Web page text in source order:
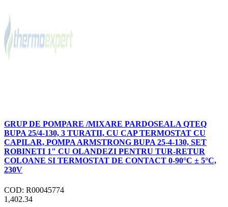
GRUP DE POMPARE /MIXARE PARDOSEALA QTEQ
BUPA 25/4-130, 3 TURATII, CU CAP TERMOSTAT CU
CAPILAR, POMPA ARMSTRONG BUPA 25-4-130, SET
ROBINETI 1" CU OLANDEZI PENTRU TUR-RETUR
COLOANE SI TERMOSTAT DE CONTACT 0-90°C ± 5°C,
230V
COD: R00045774
1,402.34